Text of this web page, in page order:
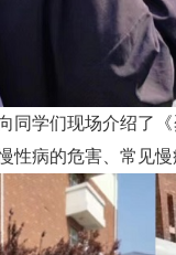
同学们现场介绍了
性病的危害、常见